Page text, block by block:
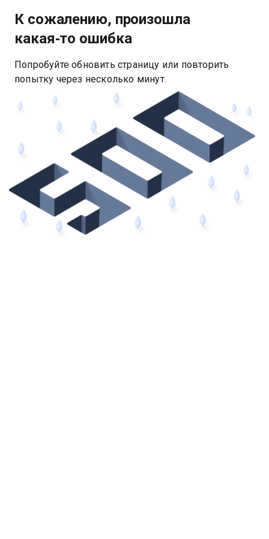
К сожалению, произошла
какая‑то ошибка
Попробуйте обновить страницу или повторить
попытку через несколько минут.